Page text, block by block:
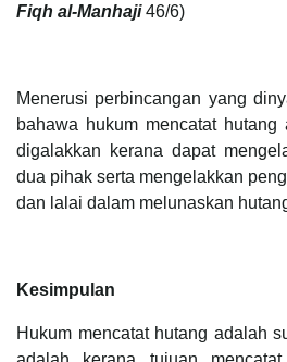
Fiqh al-Manhaji46/6)
Menerusi perbincangan yang
bahawa hukum mencatat
digalakkan kerana dapat
dua pihak serta mengelakkan
dan lalai dalam melunaskan
Kesimpulan
Hukum mencatat hutang adalah